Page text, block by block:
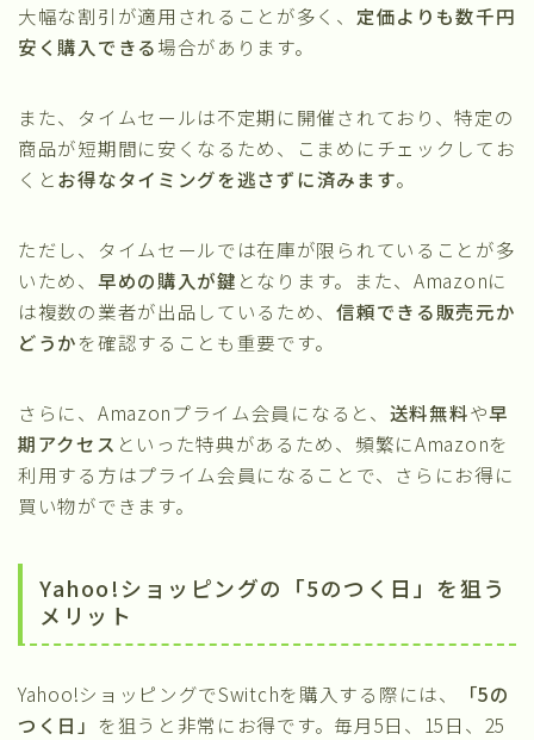
大幅な割引が適用されることが多く、 定価よりも数千円
安く購入できる場合があります。
また、タイムセールは不定期に開催されており、特定の
商品が短期間に安くなるため、こまめにチェックしてお
くとお得なタイミングを逃さずに済みます。
ただし、タイムセールでは在庫が限られていることが多
いため、 早めの購入が鍵 となります。また、Amazonに
は複数の業者が出品しているため、信頼できる販売元か
どうかを確認することも重要です。
さらに、Amazonプライム会員になると、 送料無料や早
期アクセス といった特典があるため、頻繁にAmazonを
利用する方はプライム会員になることで、さらにお得に
買い物ができます。
Yahoo!ショッピングの「5のつく日」を狙う
メリット
Yahoo!ショッピングでSwitchを購入する際には、
「5の
つく日」 を狙うと非常にお得です。毎月5日、15日、25